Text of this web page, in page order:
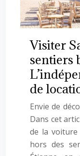
Visiter
sentiers
de
Envie de
Dans cet
de la
hors des